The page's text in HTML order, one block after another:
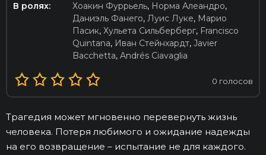
В ролях:
Хоакин Фуррьель, Норма Алеандро,
Даниэль Фанего, Луис Луке, Марио
Пасик, Хульета Сильберберг, Francisco
Quintana, Иван Стейнхардт, Javier
Bacchetta, Andrés Ciavaglia
0 голосов
Трагедия может мгновенно перевернуть жизнь
человека. Потеря любимого и ожидание надежды
на его возвращение – испытание не для каждого.